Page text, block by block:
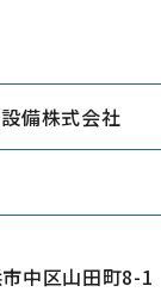
備株式会社
中区山田町8-1